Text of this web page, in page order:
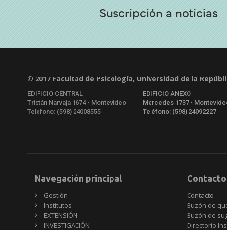
Suscripción a noticias
© 2017 Facultad de Psicología, Universidad de la
EDIFICIO CENTRAL
Tristán Narvaja 1674 - Montevideo
Teléfono: (598) 24008555
EDIFICIO ANEXO
Mercedes 1737 -
Teléfono: (598) 24092227
Navegación principal
Gestión
Institutos
EXTENSIÓN
INVESTIGACIÓN
Contacto
Contacto
Buzón de
Buzón de
Directorio